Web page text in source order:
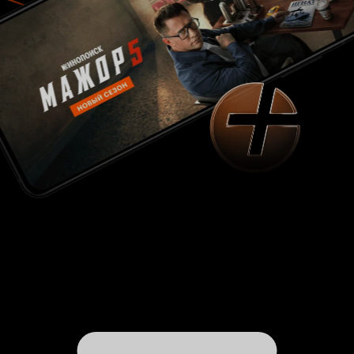
цивилизации. Но и еще напоследок, в первой
сцене с монстром, можно заметить как
железный пол (по фильму) дергается. Хотя
возникнет не маловажный вопрос, почему
бортовой компьютер не сразу заметил
присутствие внеземной формы жизни на борту
космического корабля, ответ оказался очень
прост, после того как дали ему образцы для
сканирования что дало возможность
бортовому компьютеру, вывести его на экран
передвижения, с этим казусом авторы смогли
выкрутиться, то почему он опять пропадал с
этого экрана монитора и никто из членов
актеров. Например актрис Тейлор Кингсли и
Марсия Линн в роли Шерри и лейтенанта